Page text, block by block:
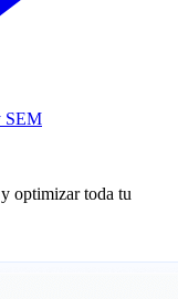
SEM
optimizar toda tu